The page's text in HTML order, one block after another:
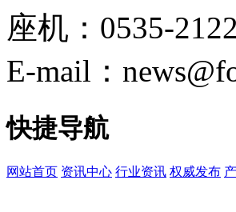
座机：0535-
E-mail：
快捷导航
网站首页 资讯中心 行业资讯 权威发布